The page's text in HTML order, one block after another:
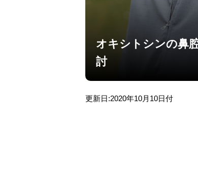
オキシトシンの鼻
討
更新日:2020年10月10日付